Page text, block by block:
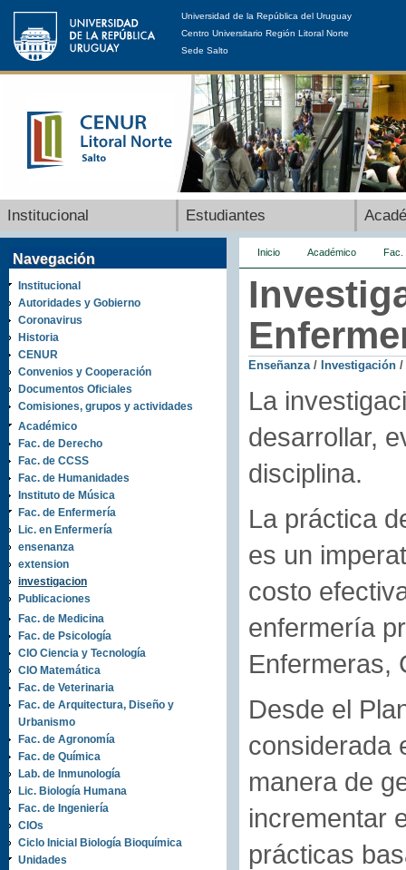
Universidad de la República del Uruguay
Centro Universitario Región Litoral Norte
Sede Salto
Institucional Estudiantes
Navegación
Institucional
Autoridades y Gobierno
Coronavirus
Historia
CENUR
Convenios y Cooperación
Documentos Oficiales
Comisiones, grupos y actividades
Académico
Fac. de Derecho
Fac. de CCSS
Fac. de Humanidades
Instituto de Música
Fac. de Enfermería
Lic. en Enfermería
ensenanza
extension
investigacion
Publicaciones
Fac. de Medicina
Fac. de Psicología
CIO Ciencia y Tecnología
CIO Matemática
Fac. de Veterinaria
Fac. de Arquitectura, Diseño y
Urbanismo
Fac. de Agronomía
Fac. de Química
Lab. de Inmunología
Lic. Biología Humana
Fac. de Ingeniería
CIOs
Ciclo Inicial Biología Bioquímica
Unidades
Inicio Académico Fac.
Enseñanza/ Investigación /
La
desarrollar,
disciplina.
La práctica
es un
costo
enfermería
Enfermeras,
Desde el
considerada
manera de
incrementar
prácticas